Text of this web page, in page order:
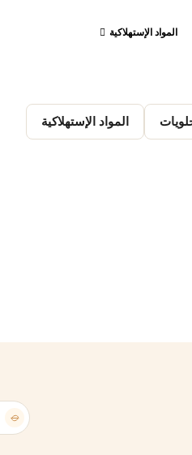
المواد الإستهلاكية
المواد الإستهلاكية